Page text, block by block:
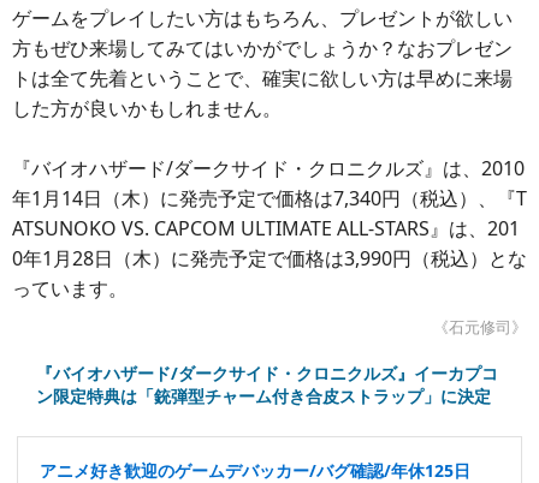
ゲームをプレイしたい方はもちろん、プレゼントが欲しい
方もぜひ来場してみてはいかがでしょうか？なおプレゼン
トは全て先着ということで、確実に欲しい方は早めに来場
した方が良いかもしれません。
『バイオハザード/ダークサイド・クロニクルズ』は、2010
年1月14日（木）に発売予定で価格は7,340円（税込）、『T
ATSUNOKO VS. CAPCOM ULTIMATE ALL-STARS』は、201
0年1月28日（木）に発売予定で価格は3,990円（税込）とな
っています。
《石元修司》
『バイオハザード/ダークサイド・クロニクルズ』イーカプコ
ン限定特典は「銃弾型チャーム付き合皮ストラップ」に決定
アニメ好き歓迎のゲームデバッカー/バグ確認/年休125日